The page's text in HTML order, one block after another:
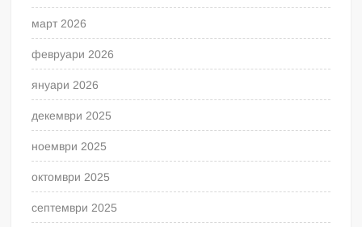
март 2026
февруари 2026
януари 2026
декември 2025
ноември 2025
октомври 2025
септември 2025